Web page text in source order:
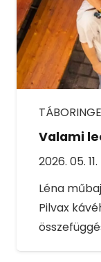
Valami
2026. 05. 11.
Léna
Pilvax